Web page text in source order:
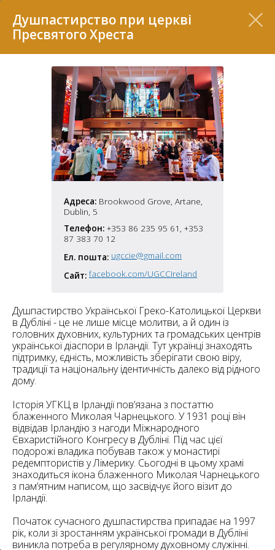
Душпастирство при церкві
Пресвятого Хреста
Адреса: Brookwood Grove, Artane,
Dublin, 5
Телефон: +353 86 235 95 61, +353
87 383 70 12
Ел. пошта: ugccie@gmail.com
Сайт: facebook.com/UGCCIreland
Душпастирство Української Греко-Католицької Церкви
в Дубліні - це не лише місце молитви, а й один із
головних духовних, культурних та громадських центрів
української діаспори в Ірландії. Тут українці знаходять
підтримку, єдність, можливість зберігати свою віру,
традиції та національну ідентичність далеко від рідного
дому.
Історія УГКЦ в Ірландії пов’язана з постаттю
блаженного Миколая Чарнецького. У 1931 році він
відвідав Ірландію з нагоди Міжнародного
Євхаристійного Конгресу в Дубліні. Під час цієї
подорожі владика побував також у монастирі
редемптористів у Лімерику. Сьогодні в цьому храмі
знаходиться ікона блаженного Миколая Чарнецького
з пам’ятним написом, що засвідчує його візит до
Ірландії.
Початок сучасного душпастирства припадає на 1997
рік, коли зі зростанням української громади в Дубліні
виникла потреба в регулярному духовному служінні.
182
11
7
10
6
4
6
15
5
2
2
Перелік